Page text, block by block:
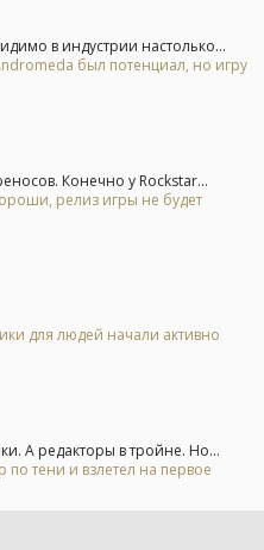
в индустрии настолько...
был потенциал, но игру
Конечно у Rockstar...
релиз игры не будет
для людей начали активно
А редакторы в тройне. Но...
по тени и взлетел на первое